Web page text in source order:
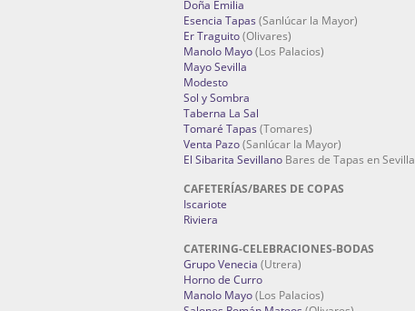
Doña Emilia
Esencia Tapas (Sanlúcar la Mayor)
Er Traguito(Olivares)
Manolo Mayo(Los Palacios)
Mayo Sevilla
Modesto
Sol y Sombra
Taberna La Sal
Tomaré Tapas (Tomares)
Venta Pazo(Sanlúcar la Mayor)
El Sibarita Sevillano Bares de Tapas en Sevilla
CAFETERÍAS/BARES DE COPAS
Iscariote
Riviera
CATERING-CELEBRACIONES-BODAS
Grupo Venecia (Utrera)
Horno de Curro
Manolo Mayo(Los Palacios)